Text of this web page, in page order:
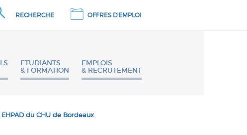
RECHERCHE OFFRES D'EMPLOI
ETUDIANTS
& FORMATION
EMPLOIS
& RECRUTEMENT
du CHU de Bordeaux